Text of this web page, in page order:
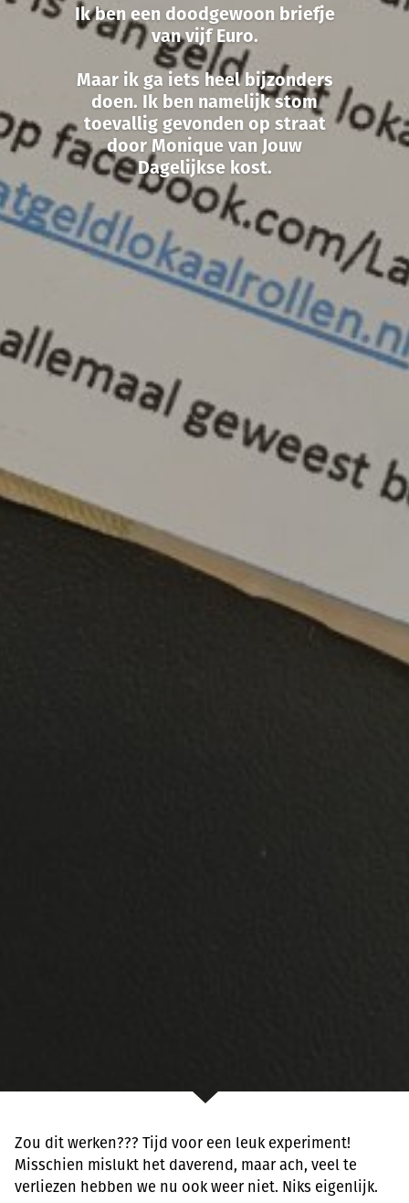
Ik ben een doodgewoon briefje
van vijf Euro.
Maar ik ga iets heel bijzonders
doen. Ik ben namelijk stom
toevallig gevonden op straat
door Monique van Jouw
Dagelijkse kost.
Zou dit werken??? Tijd voor een leuk experiment!
Misschien mislukt het daverend, maar ach, veel te
verliezen hebben we nu ook weer niet. Niks eigenlijk.